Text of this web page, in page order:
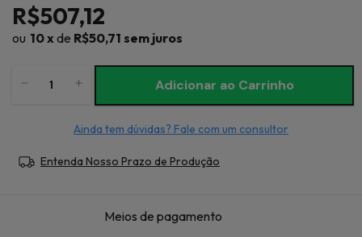
R$507,12
10x de R$50,71 sem juros
Ainda tem dúvidas? Fale com um consultor
Entenda Nosso Prazo de Produção
Meios de pagamento